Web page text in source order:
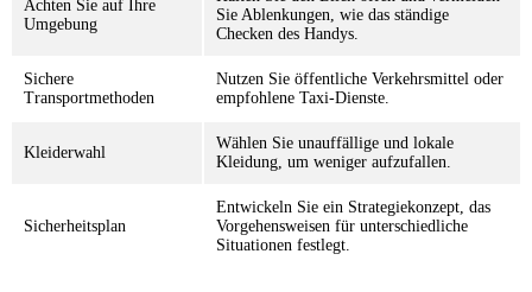
Achten Sie auf Ihre
Umgebung
Sie Ablenkungen, wie das ständige
Checken des Handys.
Sichere
Transportmethoden
Nutzen Sie öffentliche Verkehrsmittel oder
empfohlene Taxi-Dienste.
Kleiderwahl
Wählen Sie unauffällige und lokale
Kleidung, um weniger aufzufallen.
Sicherheitsplan
Entwickeln Sie ein Strategiekonzept, das
Vorgehensweisen für unterschiedliche
Situationen festlegt.